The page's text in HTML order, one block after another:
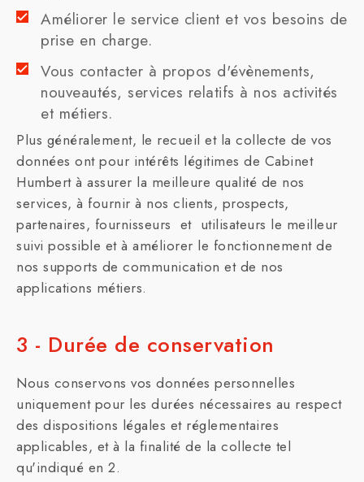
Améliorer le service client et vos besoins de
prise en charge.
Vous contacter à propos d'évènements,
nouveautés, services relatifs à nos activités
et métiers.
Plus généralement, le recueil et la collecte de vos
données ont pour intérêts légitimes de Cabinet
Humbert à assurer la meilleure qualité de nos
services, à fournir à nos clients, prospects,
partenaires, fournisseurs et utilisateurs le meilleur
suivi possible et à améliorer le fonctionnement de
nos supports de communication et de nos
applications métiers.
3 - Durée de conservation
Nous conservons vos données personnelles
uniquement pour les durées nécessaires au respect
des dispositions légales et réglementaires
applicables, et à la finalité de la collecte tel
qu'indiqué en 2.